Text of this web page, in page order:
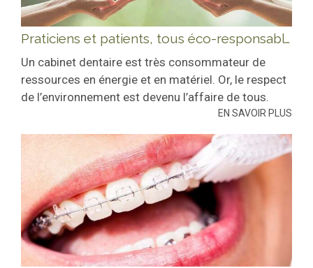
Praticiens et patients, tous éco-responsables !
Un cabinet dentaire est très consommateur de
ressources en énergie et en matériel. Or, le respect
de l’environnement est devenu l’affaire de tous.
EN SAVOIR PLUS